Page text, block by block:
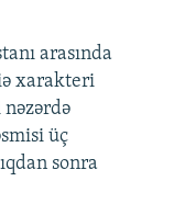
arasında
xarakteri
nəzərdə
üç
sonra